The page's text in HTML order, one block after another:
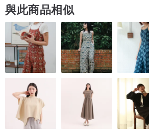
旺財。
4、長時間佩戴白水晶，它的磁場會幫你擋
你擋剎。
5、能夠幫助調節情緒及身心健康。
❙ 說說-關於白幽靈：
有助提升運氣、淨化個人氣場，消除霉運、
與此商品相似